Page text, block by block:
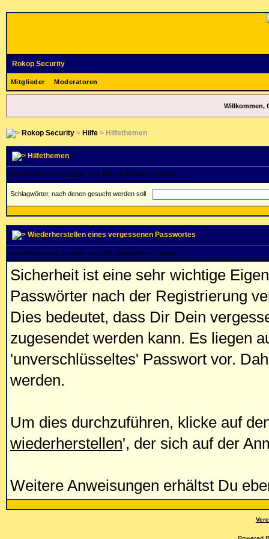
Rokop Security
Mitglieder Moderatoren
Willkommen,
Rokop Security> Hilfe> Hilfethemen
Hilfethemen
Informationen zu dem von Dir gewählten Thema
Schlagwörter, nach denen gesucht werden soll
Wiederherstellen eines vergessenen Passwortes
Informationen zu dem von Dir gewählten Thema
Sicherheit ist eine sehr wichtige
Passwörter nach der Registrierung
Dies bedeutet, dass Dir Dein
zugesendet werden kann. Es liegen
'unverschlüsseltes' Passwort vor.
werden.
Um dies durchzuführen, klicke auf
wiederherstellen', der sich auf der
Weitere Anweisungen erhältst Du